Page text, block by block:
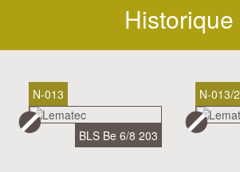
Historique
N-013
BLS Be 6/8 203
N-013/2